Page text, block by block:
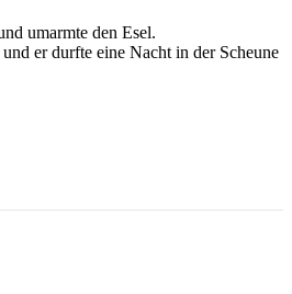
umarmte den Esel.
er durfte eine Nacht in der Scheune